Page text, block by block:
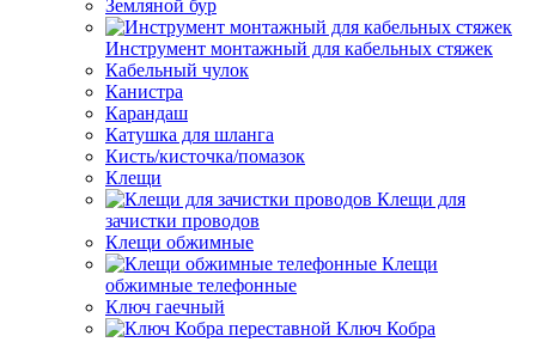
Земляной бур
Инструмент монтажный для кабельных стяжек
Кабельный чулок
Канистра
Карандаш
Катушка для шланга
Кисть/кисточка/помазок
Клещи
Клещи для
зачистки проводов
Клещи обжимные
Клещи
обжимные телефонные
Ключ гаечный
Ключ Кобра